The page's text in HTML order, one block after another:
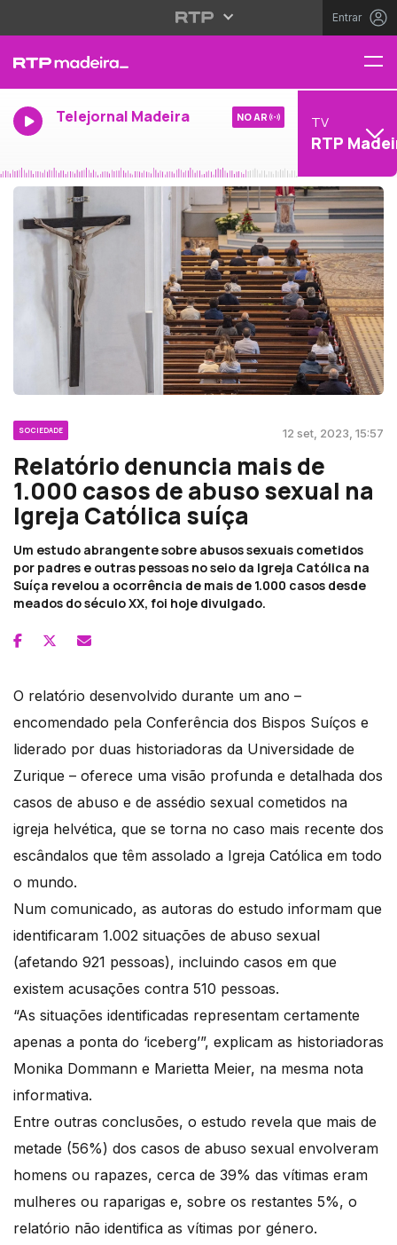
Entrar
Telejornal Madeira NO AR TV
RTP
SOCIEDADE 12 set, 2023, 15:57
Relatório denuncia mais de
1.000 casos de abuso sexual na
Igreja Católica suíça
Um estudo abrangente sobre abusos sexuais cometidos
por padres e outras pessoas no seio da Igreja Católica na
Suíça revelou a ocorrência de mais de 1.000 casos desde
meados do século XX, foi hoje divulgado.
O relatório desenvolvido durante um ano –
encomendado pela Conferência dos Bispos Suíços e
liderado por duas historiadoras da Universidade de
Zurique – oferece uma visão profunda e detalhada dos
casos de abuso e de assédio sexual cometidos na
igreja helvética, que se torna no caso mais recente dos
escândalos que têm assolado a Igreja Católica em todo
o mundo.
Num comunicado, as autoras do estudo informam que
identificaram 1.002 situações de abuso sexual
(afetando 921 pessoas), incluindo casos em que
existem acusações contra 510 pessoas.
“As situações identificadas representam certamente
apenas a ponta do ‘iceberg’”, explicam as historiadoras
Monika Dommann e Marietta Meier, na mesma nota
informativa.
Entre outras conclusões, o estudo revela que mais de
metade (56%) dos casos de abuso sexual envolveram
homens ou rapazes, cerca de 39% das vítimas eram
mulheres ou raparigas e, sobre os restantes 5%, o
relatório não identifica as vítimas por género.